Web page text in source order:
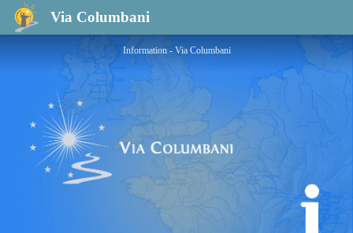
Via Columbani
Office de Tourisme Lyons-Andelle – Lyons-la-Forêt
Information - Via Columbani